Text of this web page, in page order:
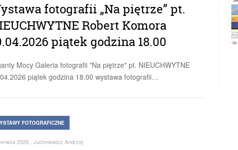
fotografii „Na piętrze” pt.
Robert Komora
piątek godzina 18.00
Mocy Galeria fotografii "Na piętrze" pt. NIEUCHWYTNE
piątek godzina 18.00 wystawa fotografii…
FOTOGRAFICZNE
2026 , Juchniewicz Andrzej